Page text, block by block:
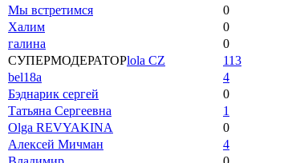
Мы встретимся
0
Халим
0
галина
0
СУПЕРМОДЕРАТОРlola CZ 113
bel18a
4
Бэднарик сергей
0
Татьяна Сергеевна
1
Olga REVYAKINA
0
Алексей Мичман
4